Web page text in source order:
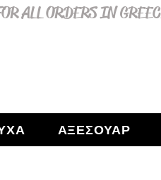
ALL ORDERS IN
ΑΞΕΣΟΥΑΡ